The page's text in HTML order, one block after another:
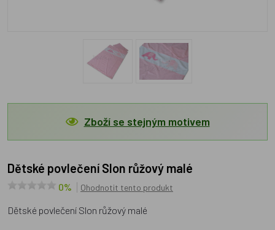
Zboží se stejným motivem
Dětské povlečení Slon růžový malé
0% Ohodnotit tento produkt
Dětské povlečení Slon růžový malé